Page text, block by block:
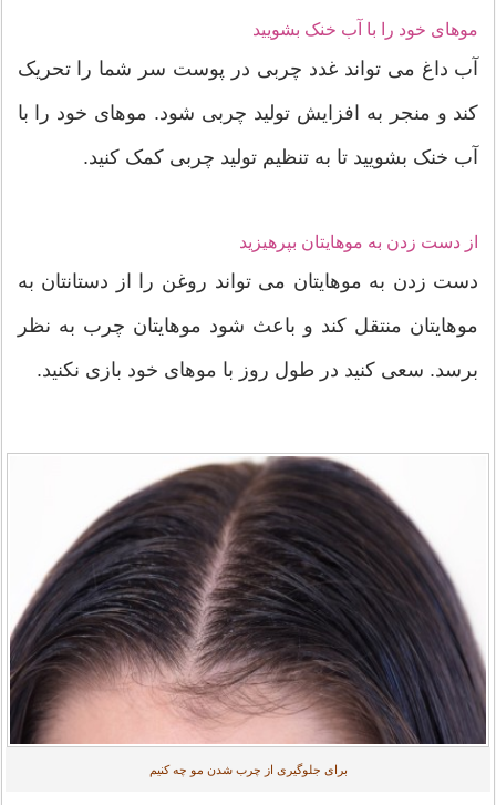
موهای خود را با آب خنک بشویید
آب داغ می تواند غدد چربی در پوست سر شما را تحریک
کند و منجر به افزایش تولید چربی شود. موهای خود را با
آب خنک بشویید تا به تنظیم تولید چربی کمک کنید.
از دست زدن به موهایتان بپرهیزید
دست زدن به موهایتان می تواند روغن را از دستانتان به
موهایتان منتقل کند و باعث شود موهایتان چرب به نظر
برسد. سعی کنید در طول روز با موهای خود بازی نکنید.
برای جلوگیری از چرب شدن مو چه کنیم